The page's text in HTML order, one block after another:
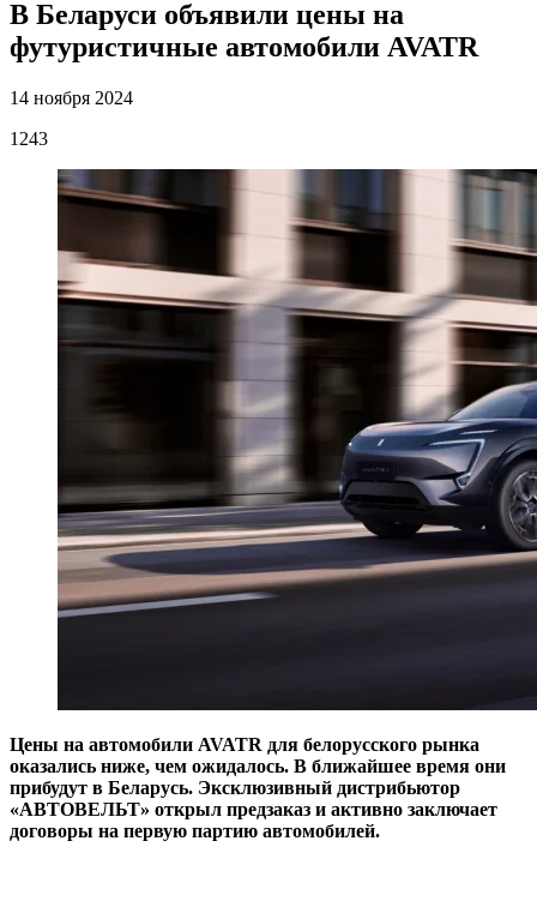
В Беларуси объявили цены на
футуристичные автомобили AVATR
14 ноября 2024
1243
Цены на автомобили AVATR для белорусского рынка
оказались ниже, чем ожидалось. В ближайшее время они
прибудут в Беларусь. Эксклюзивный дистрибьютор
«АВТОВЕЛЬТ» открыл предзаказ и активно заключает
договоры на первую партию автомобилей.